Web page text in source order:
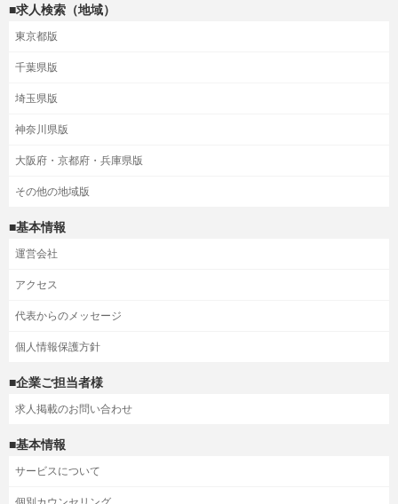
■求人検索（地域）
東京都版
千葉県版
埼玉県版
神奈川県版
大阪府・京都府・兵庫県版
その他の地域版
■基本情報
運営会社
アクセス
代表からのメッセージ
個人情報保護方針
■企業ご担当者様
求人掲載のお問い合わせ
■基本情報
サービスについて